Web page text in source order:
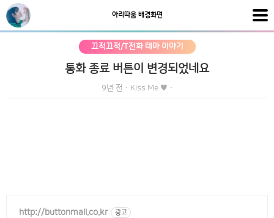
아리따움 배경화면
끄적끄적/T전화 테마 이야기
통화 종료 버튼이 변경되었네요
9년 전 · Kiss Me ♥ ·
http://buttonmall.co.kr 광고